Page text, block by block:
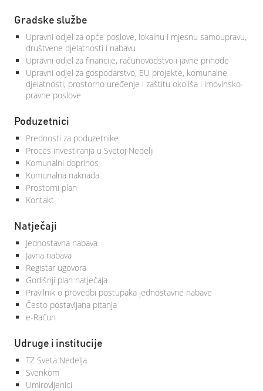
Gradske službe
Upravni odjel za opće poslove, lokalnu i mjesnu samoupravu,
društvene djelatnosti i nabavu
Upravni odjel za financije, računovodstvo i javne prihode
Upravni odjel za gospodarstvo, EU projekte, komunalne
djelatnosti, prostorno uređenje i zaštitu okoliša i imovinsko-
pravne poslove
Poduzetnici
Prednosti za poduzetnike
Proces investiranja u Svetoj Nedelji
Komunalni doprinos
Komunalna naknada
Prostorni plan
Kontakt
Natječaji
Jednostavna nabava
Javna nabava
Registar ugovora
Godišnji plan natječaja
Pravilnik o provedbi postupaka jednostavne nabave
Često postavljana pitanja
e-Račun
Udruge i institucije
TZ Sveta Nedelja
Svenkom
Umirovljenici